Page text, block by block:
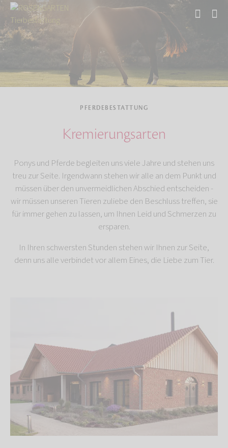
Start Tierbestattung
PFERDEBESTATTUNG
Kremierungsarten
Ponys und Pferde begleiten uns viele Jahre und stehen uns
treu zur Seite. Irgendwann stehen wir alle an dem Punkt und
müssen über den unvermeidlichen Abschied entscheiden -
wir müssen unseren Tieren zuliebe den Beschluss treffen, sie
für immer gehen zu lassen, um Ihnen Leid und Schmerzen zu
ersparen.
In Ihren schwersten Stunden stehen wir Ihnen zur Seite,
denn uns alle verbindet vor allem Eines, die Liebe zum Tier.